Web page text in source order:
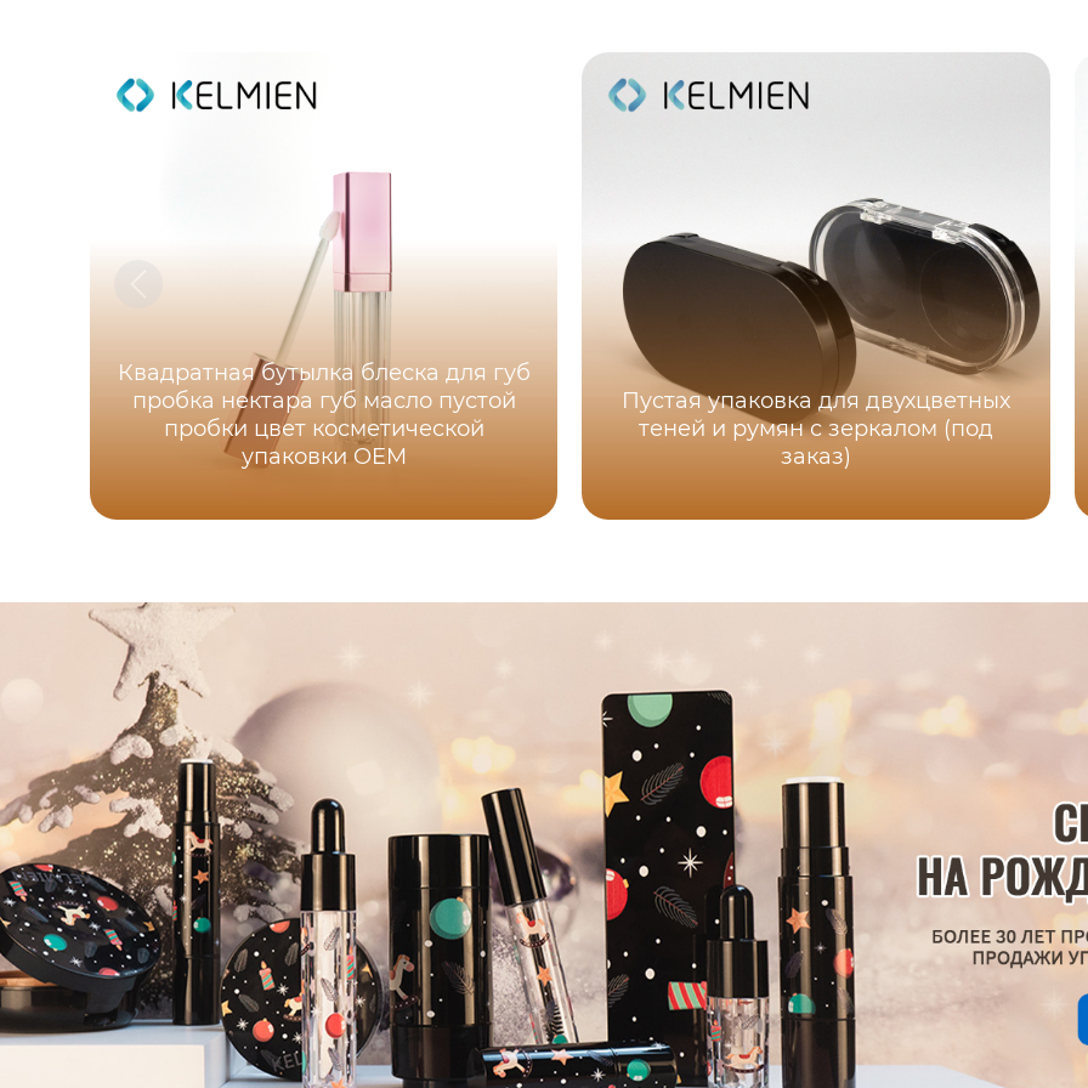
Квадратная бутылка блеска для губ
пробка нектара губ масло пустой
пробки цвет косметической
упаковки OEM
Пустая упаковка для двухцветных
теней и румян с зеркалом (под
заказ)